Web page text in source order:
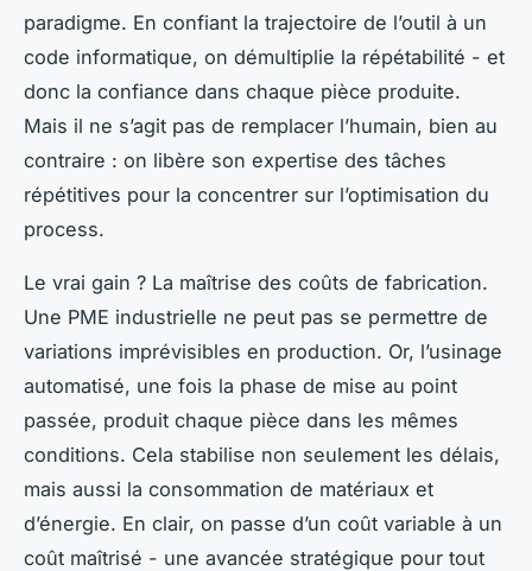
paradigme. En confiant la trajectoire de l’outil à un
code informatique, on démultiplie la répétabilité - et
donc la confiance dans chaque pièce produite.
Mais il ne s’agit pas de remplacer l’humain, bien au
contraire : on libère son expertise des tâches
répétitives pour la concentrer sur l’optimisation du
process.
Le vrai gain ? La maîtrise des coûts de fabrication.
Une PME industrielle ne peut pas se permettre de
variations imprévisibles en production. Or, l’usinage
automatisé, une fois la phase de mise au point
passée, produit chaque pièce dans les mêmes
conditions. Cela stabilise non seulement les délais,
mais aussi la consommation de matériaux et
d’énergie. En clair, on passe d’un coût variable à un
coût maîtrisé - une avancée stratégique pour tout